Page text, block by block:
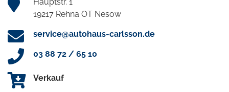
19217 Rehna OT Nesow
service@autohaus-carlsson.de
03 88 72 / 65 10
Verkauf